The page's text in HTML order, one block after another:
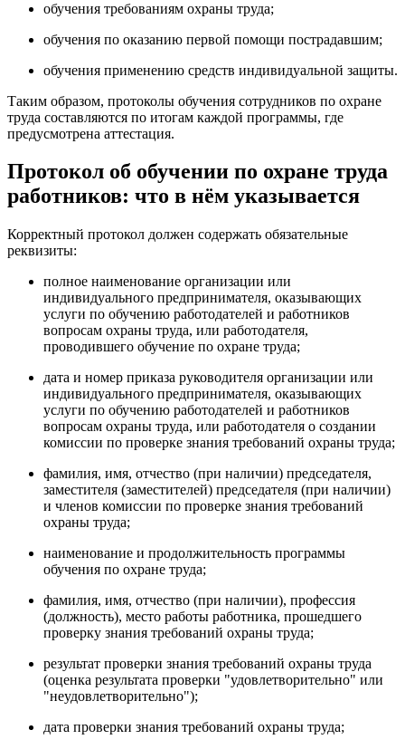
обучения требованиям охраны труда;
обучения по оказанию первой помощи пострадавшим;
обучения применению средств индивидуальной защиты.
Таким образом, протоколы обучения сотрудников по охране
труда составляются по итогам каждой программы, где
предусмотрена аттестация.
Протокол об обучении по охране труда
работников: что в нём указывается
Корректный протокол должен содержать обязательные
реквизиты:
полное наименование организации или
индивидуального предпринимателя, оказывающих
услуги по обучению работодателей и работников
вопросам охраны труда, или работодателя,
проводившего обучение по охране труда;
дата и номер приказа руководителя организации или
индивидуального предпринимателя, оказывающих
услуги по обучению работодателей и работников
вопросам охраны труда, или работодателя о создании
комиссии по проверке знания требований охраны труда;
фамилия, имя, отчество (при наличии) председателя,
заместителя (заместителей) председателя (при наличии)
и членов комиссии по проверке знания требований
охраны труда;
наименование и продолжительность программы
обучения по охране труда;
фамилия, имя, отчество (при наличии), профессия
(должность), место работы работника, прошедшего
проверку знания требований охраны труда;
результат проверки знания требований охраны труда
(оценка результата проверки "удовлетворительно" или
"неудовлетворительно");
дата проверки знания требований охраны труда;